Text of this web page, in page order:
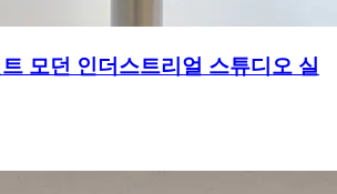
모던 인더스트리얼 스튜디오 실